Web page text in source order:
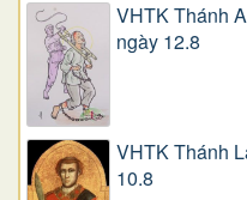
VHTK Thánh
ngày 12.8
VHTK Thánh
10.8